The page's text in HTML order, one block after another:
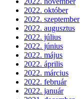
2022. október
2022. szeptember
2022. augusztus
2022. július
2022. június
2022. május
2022. április
2022. március
2022. február
2022. január